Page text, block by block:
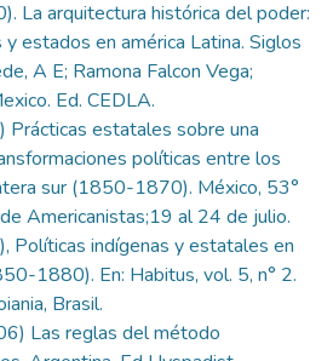
La arquitectura histórica del poder:
y estados en américa Latina. Siglos
A E; Ramona Falcon Vega;
Ed. CEDLA.
Prácticas estatales sobre una
políticas entre los
sur (1850-1870). México, 53°
Americanistas;19 al 24 de julio.
Políticas indígenas y estatales en
1880). En: Habitus, vol. 5, n° 2.
Brasil.
Las reglas del método